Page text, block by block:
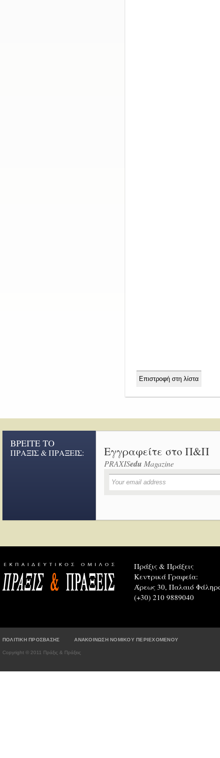
ΒΡΕΙΤΕ ΤΟ
ΠΡΑΞΙΣ & ΠΡΑΞΕΙΣ: Εγγραφείτε στο Π&Π
PRAXISedu Magazine
Πράξις & Πράξεις
Κεντρικά Γραφεία:
Άρεως 30, Παλαιό
(+30) 210 9889040
ΠΟΛΙΤΙΚΗ ΠΡΟΣΒΑΣΗΣ ΑΝΑΚΟΙΝΩΣΗ ΝΟΜΙΚΟΥ ΠΕΡΙΕΧΟΜΕΝΟΥ
Copyright © 2011 Πράξις & Πράξεις